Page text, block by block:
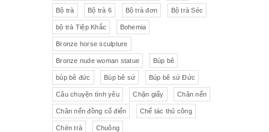
Đồ sứ hồng Đồ sứ
Liễn sứ Đồng hồ quả lê
Đồng hồ Đèn chùm
Đèn chùm pha lê Tiệp
Đồng hồ để bàn Đồ nội thất
H&C - Séc Bohemia
Đức
Bavaria Nutrilon
Fonderie Bords de Seine
Chế tác thủ công Hennessy
Bộ trà Bộ trà 6 Bộ trà đơn Bộ trà Séc
bộ trà Tiệp Khắc Bohemia
Bronze horse sculpture
Bronze nude woman statue Búp bê
búp bê đức Búp bê sứ Búp bê sứ Đức
Câu chuyện tình yêu Chặn giấy Chân nến
Chân nến đồng cổ điển Chế tác thủ công
Chén trà Chuông